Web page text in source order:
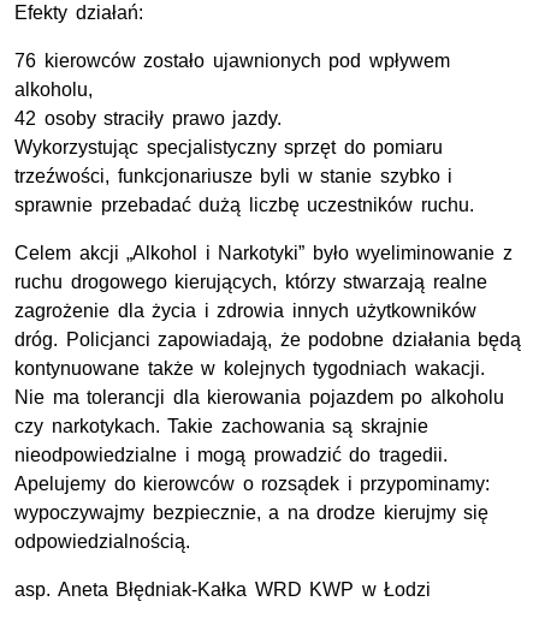
Efekty działań:
76 kierowców zostało ujawnionych pod wpływem
alkoholu,
42 osoby straciły prawo jazdy.
Wykorzystując specjalistyczny sprzęt do pomiaru
trzeźwości, funkcjonariusze byli w stanie szybko i
sprawnie przebadać dużą liczbę uczestników ruchu.
Celem akcji „Alkohol i Narkotyki” było wyeliminowanie z
ruchu drogowego kierujących, którzy stwarzają realne
zagrożenie dla życia i zdrowia innych użytkowników
dróg. Policjanci zapowiadają, że podobne działania będą
kontynuowane także w kolejnych tygodniach wakacji.
Nie ma tolerancji dla kierowania pojazdem po alkoholu
czy narkotykach. Takie zachowania są skrajnie
nieodpowiedzialne i mogą prowadzić do tragedii.
Apelujemy do kierowców o rozsądek i przypominamy:
wypoczywajmy bezpiecznie, a na drodze kierujmy się
odpowiedzialnością.
asp. Aneta Błędniak-Kałka WRD KWP w Łodzi